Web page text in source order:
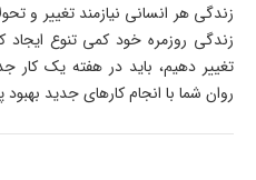
زندگی هر انسانی نیازمند تغییر و
زندگی روزمره خود کمی تنوع ایجاد
تغییر دهیم، باید در هفته یک کار
روان شما با انجام کارهای جدید بهبود